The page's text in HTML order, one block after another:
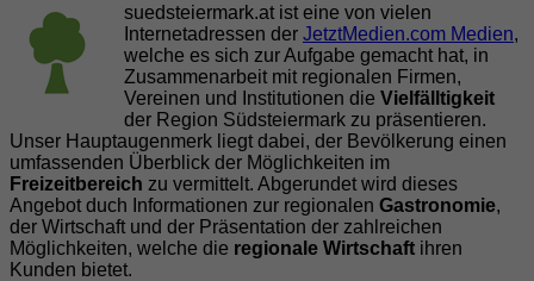
suedsteiermark.at ist eine von vielen
Internetadressen der JetztMedien.com Medien,
welche es sich zur Aufgabe gemacht hat, in
Zusammenarbeit mit regionalen Firmen,
Vereinen und Institutionen die Vielfälltigkeit
der Region Südsteiermark zu präsentieren.
Unser Hauptaugenmerk liegt dabei, der Bevölkerung einen
umfassenden Überblick der Möglichkeiten im
Freizeitbereich zu vermittelt. Abgerundet wird dieses
Angebot duch Informationen zur regionalen Gastronomie,
der Wirtschaft und der Präsentation der zahlreichen
Möglichkeiten, welche die regionale Wirtschaft ihren
Kunden bietet.